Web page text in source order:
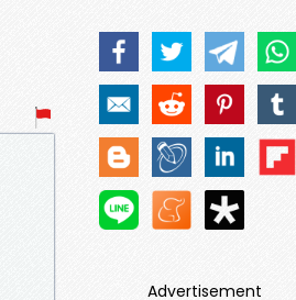
Advertisement